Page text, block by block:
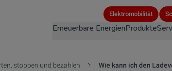
Direkt
zum
Erneuerbare EnergienProdukte
Elektromobilität
stoppen und bezahlen Wie kann ich den